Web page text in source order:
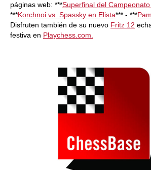
páginas web: ***Superfinal del
***Korchnoi vs. Spassky en Elista*** - ***
Disfruten también de su nuevo Fritz 12
festiva en Playchess.com.